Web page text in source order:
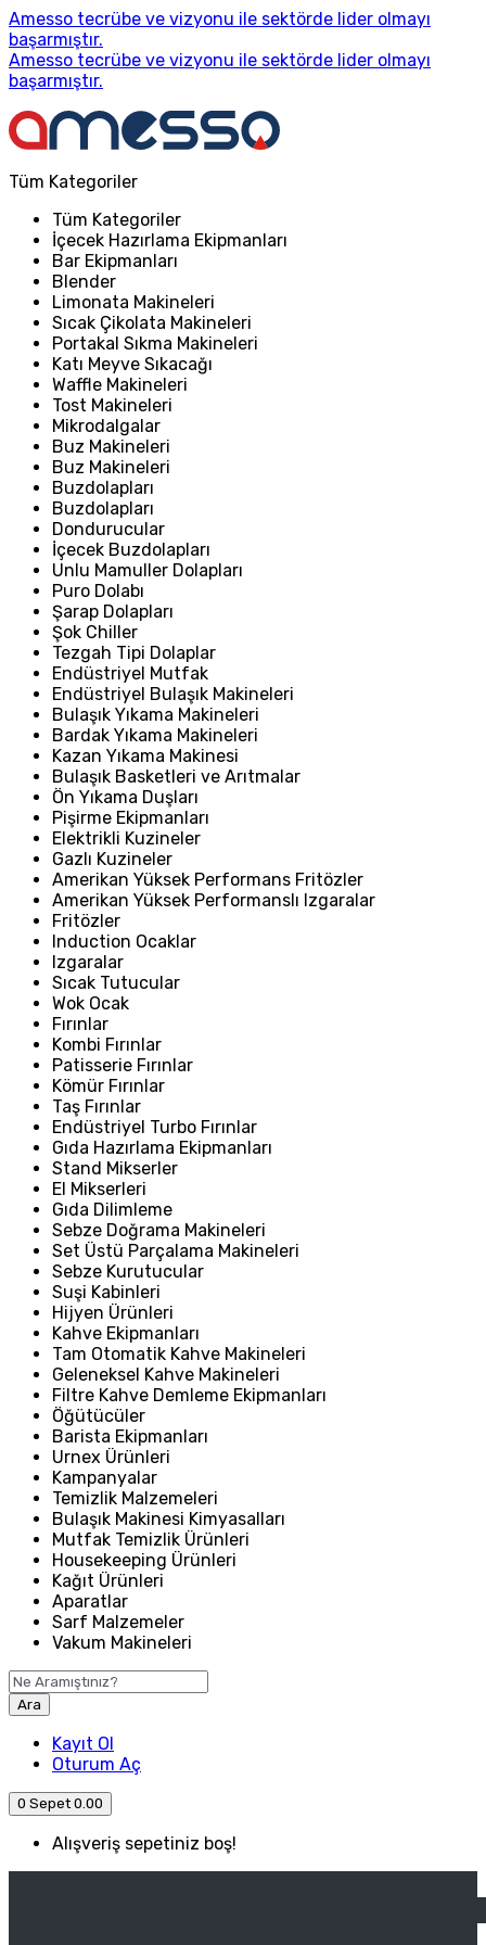
Amesso tecrübe ve vizyonu ile sektörde lider olmayı
başarmıştır.
Amesso tecrübe ve vizyonu ile sektörde lider olmayı
başarmıştır.
Tüm Kategoriler
Tüm Kategoriler
İçecek Hazırlama Ekipmanları
Bar Ekipmanları
Blender
Limonata Makineleri
Sıcak Çikolata Makineleri
Portakal Sıkma Makineleri
Katı Meyve Sıkacağı
Waffle Makineleri
Tost Makineleri
Mikrodalgalar
Buz Makineleri
Buz Makineleri
Buzdolapları
Buzdolapları
Dondurucular
İçecek Buzdolapları
Unlu Mamuller Dolapları
Puro Dolabı
Şarap Dolapları
Şok Chiller
Tezgah Tipi Dolaplar
Endüstriyel Mutfak
Endüstriyel Bulaşık Makineleri
Bulaşık Yıkama Makineleri
Bardak Yıkama Makineleri
Kazan Yıkama Makinesi
Bulaşık Basketleri ve Arıtmalar
Ön Yıkama Duşları
Pişirme Ekipmanları
Elektrikli Kuzineler
Gazlı Kuzineler
Amerikan Yüksek Performans Fritözler
Amerikan Yüksek Performanslı Izgaralar
Fritözler
Induction Ocaklar
Izgaralar
Sıcak Tutucular
Wok Ocak
Fırınlar
Kombi Fırınlar
Patisserie Fırınlar
Kömür Fırınlar
Taş Fırınlar
Endüstriyel Turbo Fırınlar
Gıda Hazırlama Ekipmanları
Stand Mikserler
El Mikserleri
Gıda Dilimleme
Sebze Doğrama Makineleri
Set Üstü Parçalama Makineleri
Sebze Kurutucular
Suşi Kabinleri
Hijyen Ürünleri
Kahve Ekipmanları
Tam Otomatik Kahve Makineleri
Geleneksel Kahve Makineleri
Filtre Kahve Demleme Ekipmanları
Öğütücüler
Barista Ekipmanları
Urnex Ürünleri
Kampanyalar
Temizlik Malzemeleri
Bulaşık Makinesi Kimyasalları
Mutfak Temizlik Ürünleri
Housekeeping Ürünleri
Kağıt Ürünleri
Aparatlar
Sarf Malzemeler
Vakum Makineleri
Ara
Kayıt Ol
Oturum Aç
0 Sepet 0.00
Alışveriş sepetiniz boş!